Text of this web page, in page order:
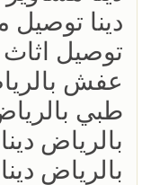
دينا توصيل
توصيل اثاث
عفش
طبي
بالرياض
بالرياض